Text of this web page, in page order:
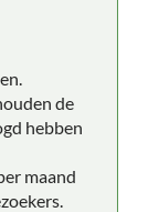
de
hebben
maand